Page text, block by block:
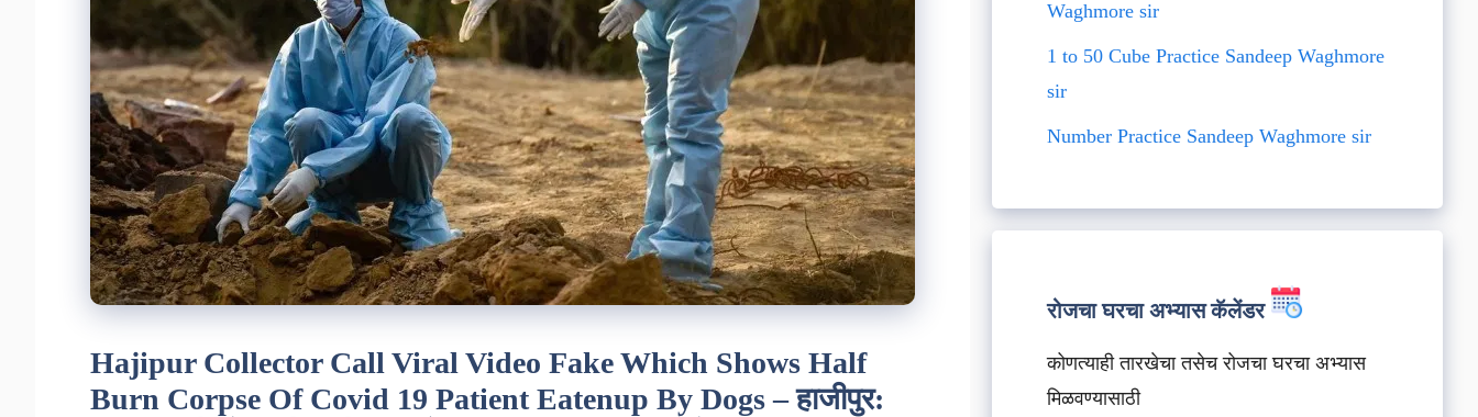
Hajipur Collector Call Viral Video Fake Which Shows Half
Burn Corpse Of Covid 19 Patient Eatenup By Dogs – हाजीपुर:
Waghmore sir
1 to 50 Cube Practice Sandeep Waghmore
sir
Number Practice Sandeep Waghmore sir
रोजचा घरचा अभ्यास कॅलेंडर
कोणत्याही तारखेचा तसेच रोजचा घरचा अभ्यास
मिळवण्यासाठी